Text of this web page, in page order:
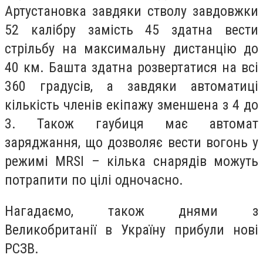
Артустановка завдяки стволу завдовжки
52 калібру замість 45 здатна вести
стрільбу на максимальну дистанцію до
40 км. Башта здатна розвертатися на всі
360 градусів, а завдяки автоматиці
кількість членів екіпажу зменшена з 4 до
3. Також гаубиця має автомат
заряджання, що дозволяє вести вогонь у
режимі MRSI – кілька снарядів можуть
потрапити по цілі одночасно.
Нагадаємо, також днями з
Великобританії в Україну прибули нові
РСЗВ.